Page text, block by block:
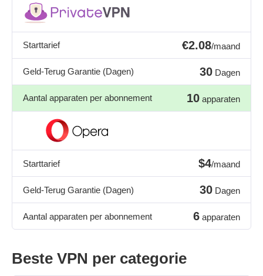
Starttarief €2.08/maand
Geld-Terug Garantie (Dagen) 30 Dagen
Aantal apparaten per abonnement 10 apparaten
Starttarief $4/maand
Geld-Terug Garantie (Dagen) 30 Dagen
Aantal apparaten per abonnement 6 apparaten
Beste VPN per categorie